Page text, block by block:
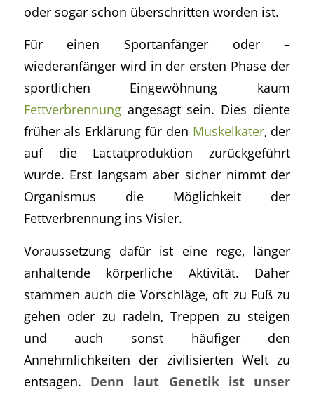
oder sogar schon überschritten worden ist.
Für einen Sportanfänger oder –
wiederanfänger wird in der ersten Phase der
sportlichen Eingewöhnung kaum
Fettverbrennungangesagt sein. Dies diente
früher als Erklärung für den Muskelkater, der
auf die Lactatproduktion zurückgeführt
wurde. Erst langsam aber sicher nimmt der
Organismus die Möglichkeit der
Fettverbrennung ins Visier.
Voraussetzung dafür ist eine rege, länger
anhaltende körperliche Aktivität. Daher
stammen auch die Vorschläge, oft zu Fuß zu
gehen oder zu radeln, Treppen zu steigen
und auch sonst häufiger den
Annehmlichkeiten der zivilisierten Welt zu
entsagen. Denn laut Genetik ist unser